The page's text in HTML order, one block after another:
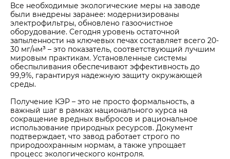
Все необходимые экологические меры на заводе
были внедрены заранее: модернизированы
электрофильтры, обновлено газоочистное
оборудование. Сегодня уровень остаточной
запыленности на ключевых печах составляет всего 20-
30 мг/нм³ – это показатель, соответствующий лучшим
мировым практикам. Установленные системы
обеспыливания обеспечивают эффективность до
99,9%, гарантируя надежную защиту окружающей
среды.
Получение КЭР – это не просто формальность, а
важный шаг в рамках национального курса на
сокращение вредных выбросов и рациональное
использование природных ресурсов. Документ
подтверждает, что завод работает строго по
природоохранным нормам, а также упрощает
процесс экологического контроля.